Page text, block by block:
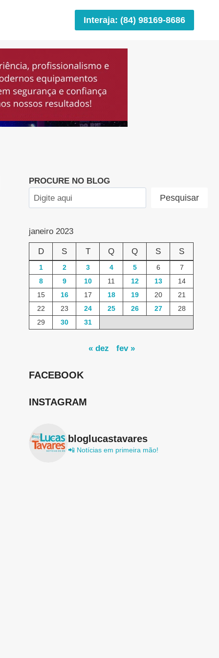
Interaja: (84) 98169-8686
PROCURE NO BLOG
Pesquisar
janeiro 2023
D S T Q Q S S
1 2 3 4 5 6
7
8
9 10 11 12 13
14
15
16 17 18 19 20
21
22
23 24 25 26 27
28
29
30 31
« dez fev »
FACEBOOK
INSTAGRAM
bloglucastavares
📲 Notícias em primeira mão!